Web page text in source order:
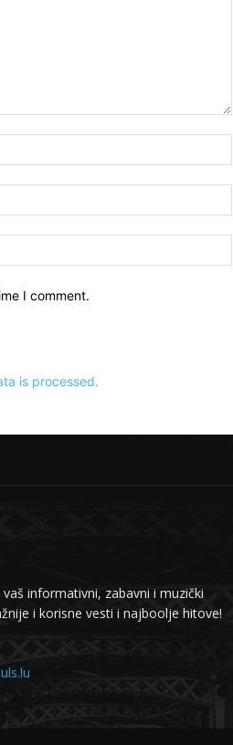
I comment.
is processed.
informativni, zabavni i muzički
i korisne vesti i najboolje hitove!